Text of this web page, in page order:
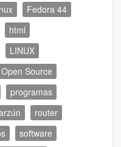
Fedora 44
html
LINUX
Open Source
programas
router
software